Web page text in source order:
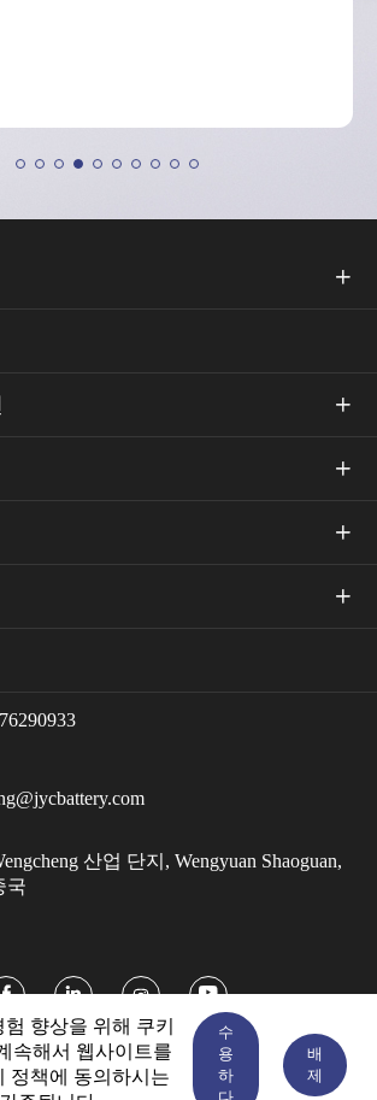





산업 단지, Wengyuan Shaoguan,
국
 
향상을 위해 쿠키
속해서 웹사이트를
정책에 동의하시는
수
용
하
배
제